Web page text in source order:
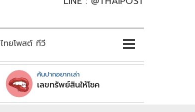
ไทยโพสต์ ทีวี
คันปากอยากเล่า
เลขทรัพย์สินให้โชค